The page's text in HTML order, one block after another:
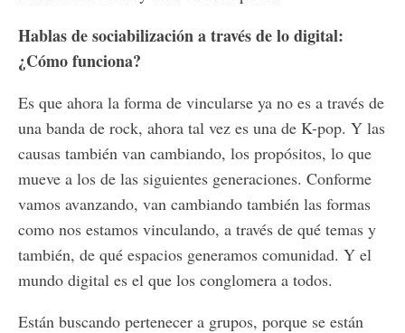
Hablas de sociabilización a través de lo digital:
¿Cómo funciona?
Es que ahora la forma de vincularse ya no es a través de
una banda de rock, ahora tal vez es una de K-pop. Y las
causas también van cambiando, los propósitos, lo que
mueve a los de las siguientes generaciones. Conforme
vamos avanzando, van cambiando también las formas
como nos estamos vinculando, a través de qué temas y
también, de qué espacios generamos comunidad. Y el
mundo digital es el que los conglomera a todos.
Están buscando pertenecer a grupos, porque se están